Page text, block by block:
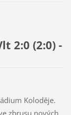
2:0 (2:0) -
Koloděje.
zbrusu nových